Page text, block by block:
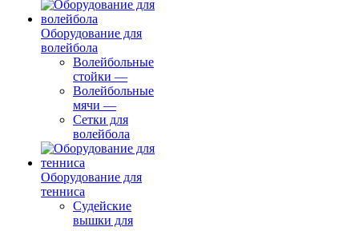
Оборудование для
волейбола
Волейбольные
стойки —
Волейбольные
мячи —
Сетки для
волейбола
Оборудование для
тенниса
Судейские
вышки для